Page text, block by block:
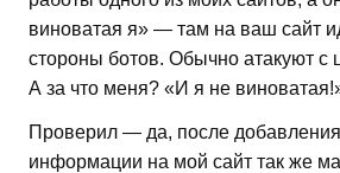
виноватая я» — там на ваш сайт
стороны ботов. Обычно атакуют с
А за что меня? «И я не
Проверил — да, после
информации на мой сайт так же